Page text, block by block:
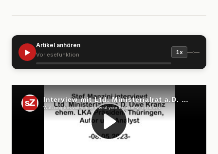
▶
Artikel anhören
Vorlesefunktion 1x —:—